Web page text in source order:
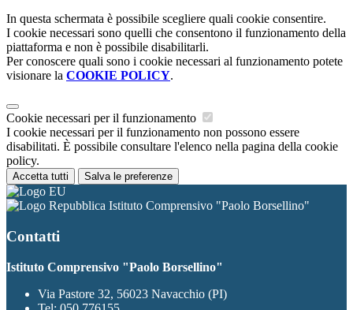
In questa schermata è possibile scegliere quali cookie consentire.
I cookie necessari sono quelli che consentono il funzionamento della
piattaforma e non è possibile disabilitarli.
Per conoscere quali sono i cookie necessari al funzionamento potete
visionare la COOKIE POLICY.
Cookie necessari per il funzionamento
I cookie necessari per il funzionamento non possono essere
disabilitati. È possibile consultare l'elenco nella pagina della cookie
policy.
Accetta tutti Salva le preferenze
Istituto Comprensivo "Paolo Borsellino"
Contatti
Istituto Comprensivo "Paolo Borsellino"
Via Pastore 32, 56023 Navacchio (PI)